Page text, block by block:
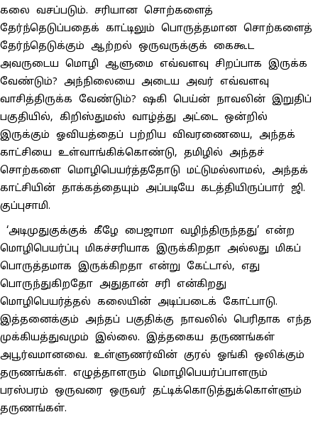
கலை வசப்படும். சரியான சொற்களைத்
தேர்ந்தெடுப்பதைக் காட்டிலும் பொருத்தமான சொற்களைத்
தேர்ந்தெடுக்கும் ஆற்றல் ஒருவருக்குக் கைகூட
அவருடைய மொழி ஆளுமை எவ்வளவு சிறப்பாக இருக்க
வேண்டும்? அந்நிலையை அடைய அவர் எவ்வளவு
வாசித்திருக்க வேண்டும்? ஷகி பெய்ன் நாவலின் இறுதிப்
பகுதியில், கிறிஸ்துமஸ் வாழ்த்து அட்டை ஒன்றில்
இருக்கும் ஓவியத்தைப் பற்றிய விவரணையை, அந்தக்
காட்சியை உள்வாங்கிக்கொண்டு, தமிழில் அந்தச்
சொற்களை மொழிபெயர்த்ததோடு மட்டுமல்லாமல், அந்தக்
காட்சியின் தாக்கத்தையும் அப்படியே கடத்தியிருப்பார் ஜி.
குப்புசாமி.
‘அடிமுதுகுக்குக் கீழே பைஜாமா வழிந்திருந்தது’ என்ற
மொழிபெயர்ப்பு மிகச்சரியாக இருக்கிறதா அல்லது மிகப்
பொருத்தமாக இருக்கிறதா என்று கேட்டால், எது
பொருந்துகிறதோ அதுதான் சரி என்கிறது
மொழிபெயர்த்தல் கலையின் அடிப்படைக் கோட்பாடு.
இத்தனைக்கும் அந்தப் பகுதிக்கு நாவலில் பெரிதாக எந்த
முக்கியத்துவமும் இல்லை. இத்தகைய தருணங்கள்
அபூர்வமானவை. உள்ளுணர்வின் குரல் ஓங்கி ஒலிக்கும்
தருணங்கள். எழுத்தாளரும் மொழிபெயர்ப்பாளரும்
பரஸ்பரம் ஒருவரை ஒருவர் தட்டிக்கொடுத்துக்கொள்ளும்
தருணங்கள்.